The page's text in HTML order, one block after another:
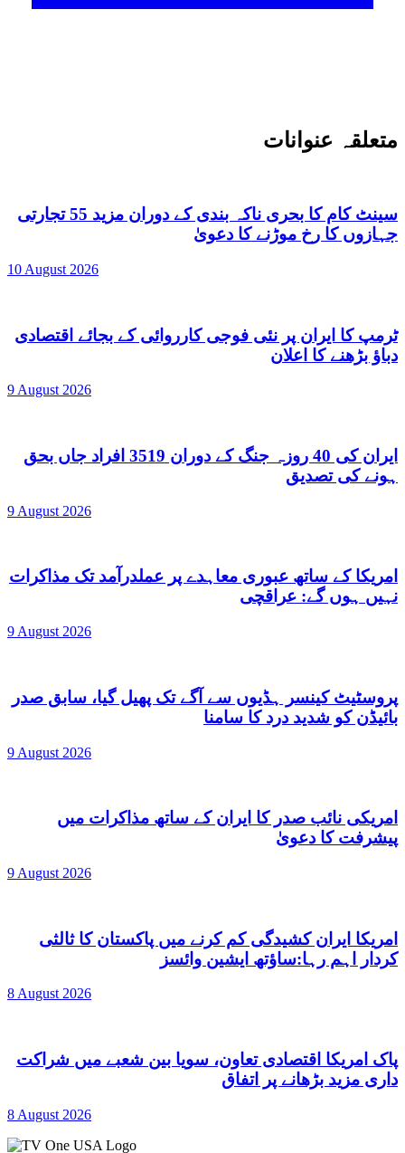
متعلقہ عنوانات
سینٹ کام کا بحری ناکہ بندی کے دوران مزید 55 تجارتی
جہازوں کا رخ موڑنے کا دعویٰ
10 August 2026
ٹرمپ کا ایران پر نئی فوجی کارروائی کے بجائے اقتصادی
دباؤ بڑھنے کا اعلان
9 August 2026
ایران کی 40 روزہ جنگ کے دوران 3519 افراد جاں بحق
ہونے کی تصدیق
9 August 2026
امریکا کے ساتھ عبوری معاہدے پر عملدرآمد تک مذاکرات
نہیں ہوں گے: عراقچی
9 August 2026
پروسٹیٹ کینسر ہڈیوں سے آگے تک پھیل گیا، سابق صدر
بائیڈن کو شدید درد کا سامنا
9 August 2026
امریکی نائب صدر کا ایران کے ساتھ مذاکرات میں
پیشرفت کا دعویٰ
9 August 2026
امریکا ایران کشیدگی کم کرنے میں پاکستان کا ثالثی
کردار اہم رہا:ساؤتھ ایشین وائسز
8 August 2026
پاک امریکا اقتصادی تعاون، سویا بین شعبے میں شراکت
داری مزید بڑھانے پر اتفاق
8 August 2026